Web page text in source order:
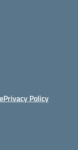
Privacy Policy